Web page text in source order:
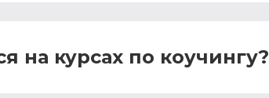
на курсах по коучингу?